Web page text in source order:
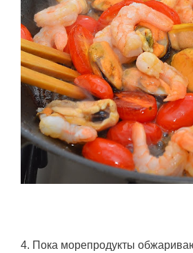
4. Пока морепродукты